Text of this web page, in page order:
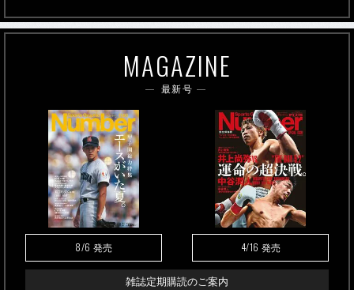
MAGAZINE
最新号
8/6 発売 4/16 発売
雑誌定期購読のご案内